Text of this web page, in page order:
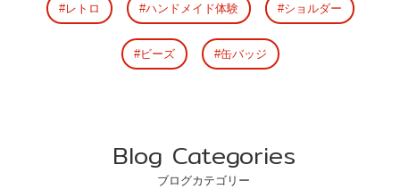
レトロ ハンドメイド体験 ショルダー
ビーズ 缶バッジ
Blog Categories
ブログカテゴリー